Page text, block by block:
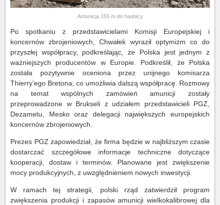
Amunicja 155 m do haubicy
Po spotkaniu z przedstawicielami Komisji Europejskiej i
koncernów zbrojeniowych, Chwałek wyraził optymizm co do
przyszłej współpracy, podkreślając, że Polska jest jednym z
ważniejszych producentów w Europie. Podkreślił, że Polska
została pozytywnie oceniona przez unijnego komisarza
Thierry’ego Bretona, co umożliwia dalszą współpracę. Rozmowy
na temat wspólnych zamówień amunicji zostały
przeprowadzone w Brukseli z udziałem przedstawicieli PGZ,
Dezametu, Mesko oraz delegacji największych europejskich
koncernów zbrojeniowych.
Prezes PGZ zapowiedział, że firma będzie w najbliższym czasie
dostarczać szczegółowe informacje techniczne dotyczące
kooperacji, dostaw i terminów. Planowane jest zwiększenie
mocy produkcyjnych, z uwzględnieniem nowych inwestycji.
W ramach tej strategii, polski rząd zatwierdził program
zwiększenia produkcji i zapasów amunicji wielkokalibrowej dla